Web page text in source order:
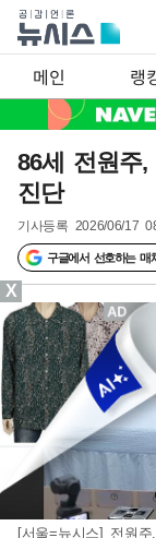
메인 랭
86세 전원주
진단
기사등록 2026/06/17
구글에서 선호하는 매
[서울=뉴시스] 전원
X